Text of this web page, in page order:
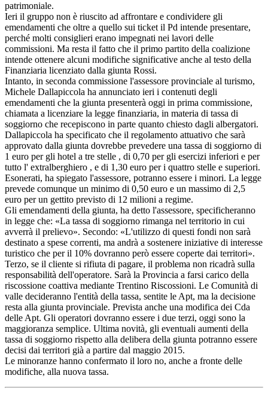
patrimoniale.
Ieri il gruppo non è riuscito ad affrontare e condividere gli
emendamenti che oltre a quello sui ticket il Pd intende presentare,
perché molti consiglieri erano impegnati nei lavori delle
commissioni. Ma resta il fatto che il primo partito della coalizione
intende ottenere alcuni modifiche significative anche al testo della
Finanziaria licenziato dalla giunta Rossi.
Intanto, in seconda commissione l'assessore provinciale al turismo,
Michele Dallapiccola ha annunciato ieri i contenuti degli
emendamenti che la giunta presenterà oggi in prima commissione,
chiamata a licenziare la legge finanziaria, in materia di tassa di
soggiorno che recepiscono in parte quanto chiesto dagli albergatori.
Dallapiccola ha specificato che il regolamento attuativo che sarà
approvato dalla giunta dovrebbe prevedere una tassa di soggiorno di
1 euro per gli hotel a tre stelle , di 0,70 per gli esercizi inferiori e per
tutto l' extralberghiero , e di 1,30 euro per i quattro stelle e superiori.
Esonerati, ha spiegato l'assessore, potranno essere i minori. La legge
prevede comunque un minimo di 0,50 euro e un massimo di 2,5
euro per un gettito previsto di 12 milioni a regime.
Gli emendamenti della giunta, ha detto l'assessore, specificheranno
in legge che: «La tassa di soggiorno rimanga nel territorio in cui
avverrà il prelievo». Secondo: «L'utilizzo di questi fondi non sarà
destinato a spese correnti, ma andrà a sostenere iniziative di interesse
turistico che per il 10% dovranno però essere coperte dai territori».
Terzo, se il cliente si rifiuta di pagare, il problema non ricadrà sulla
responsabilità dell'operatore. Sarà la Provincia a farsi carico della
riscossione coattiva mediante Trentino Riscossioni. Le Comunità di
valle decideranno l'entità della tassa, sentite le Apt, ma la decisione
resta alla giunta provinciale. Prevista anche una modifica dei Cda
delle Apt. Gli operatori dovranno essere i due terzi, oggi sono la
maggioranza semplice. Ultima novità, gli eventuali aumenti della
tassa di soggiorno rispetto alla delibera della giunta potranno essere
decisi dai territori già a partire dal maggio 2015.
Le minoranze hanno confermato il loro no, anche a fronte delle
modifiche, alla nuova tassa.